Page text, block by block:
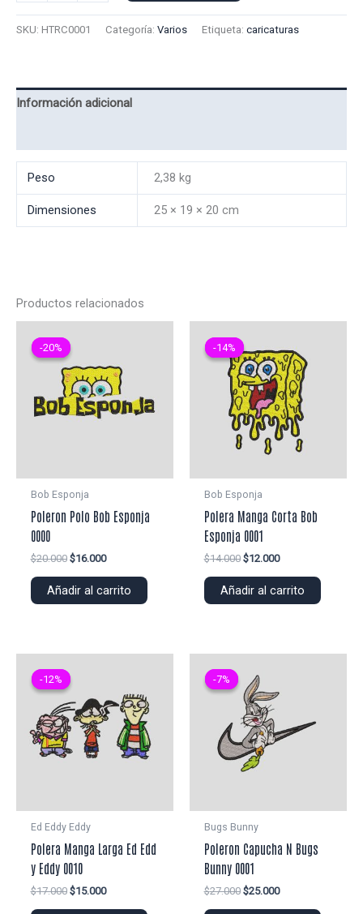
SKU: HTRC0001 Categoría: Varios Etiqueta: caricaturas
Información adicional
Peso 2,38 kg
Dimensiones 25 × 19 × 20 cm
Productos relacionados
-20%
-20%
Bob Esponja
Poleron Polo Bob Esponja
0000
$20.000 El
original
$16.000El
actual
Añadir al carrito
-14%
-14%
Bob Esponja
Polera Manga Corta Bob
Esponja 0001
$14.000 El
original
$12.000El
actual
Añadir al carrito
-12%
-12%
Ed Eddy Eddy
Polera Manga Larga Ed Edd
y Eddy 0010
$17.000 El
$15.000El
-7%
-7%
Bugs Bunny
Poleron Capucha N Bugs
Bunny 0001
$27.000 El
$25.000El